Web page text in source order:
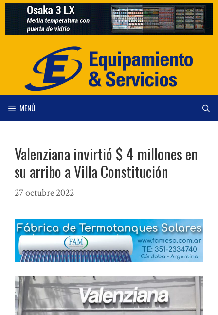
Saltar
contenido
MENÚ
Valenziana invirtió $ 4 millones en
su arribo a Villa Constitución
27 octubre 2022